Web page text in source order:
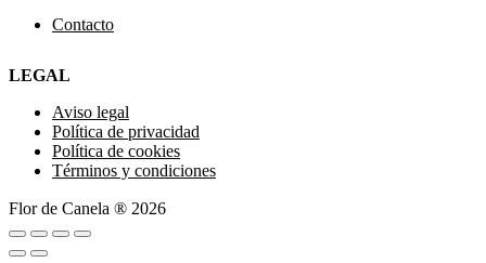
Contacto
LEGAL
Aviso legal
Política de privacidad
Política de cookies
Términos y condiciones
Flor de Canela ® 2026